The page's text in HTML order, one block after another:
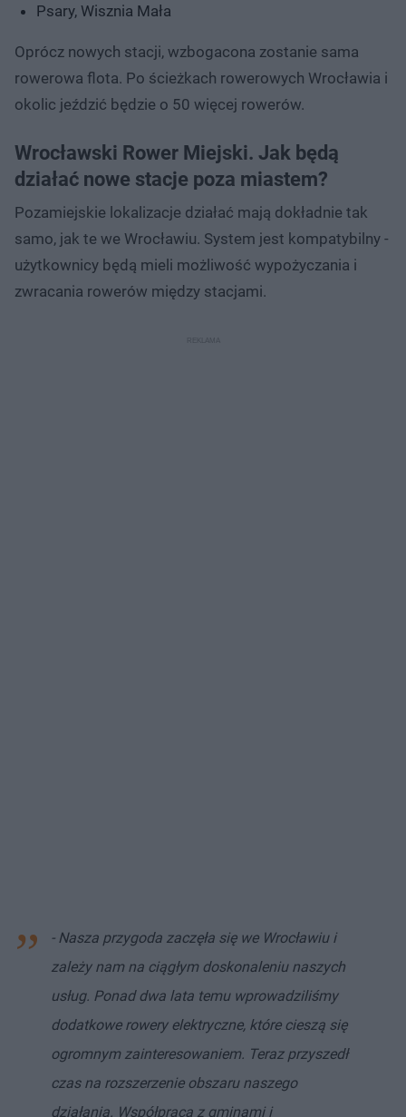
Psary, Wisznia Mała
Oprócz nowych stacji, wzbogacona zostanie sama
rowerowa flota. Po ścieżkach rowerowych Wrocławia i
okolic jeździć będzie o 50 więcej rowerów.
Wrocławski Rower Miejski. Jak będą
działać nowe stacje poza miastem?
Pozamiejskie lokalizacje działać mają dokładnie tak
samo, jak te we Wrocławiu. System jest kompatybilny -
użytkownicy będą mieli możliwość wypożyczania i
zwracania rowerów między stacjami.
- Nasza przygoda zaczęła się we Wrocławiu i
zależy nam na ciągłym doskonaleniu naszych
usług. Ponad dwa lata temu wprowadziliśmy
dodatkowe rowery elektryczne, które cieszą się
ogromnym zainteresowaniem. Teraz przyszedł
czas na rozszerzenie obszaru naszego
działania. Współpraca z gminami i